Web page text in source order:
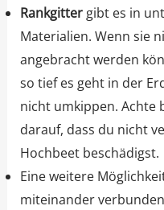
Rankgitter gibt es in
Materialien. Wenn sie
angebracht werden
so tief es geht in der
nicht umkippen. Achte
darauf, dass du nicht
Hochbeet beschädigst.
Eine weitere
miteinander